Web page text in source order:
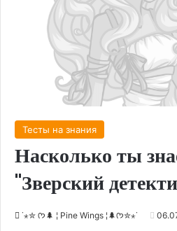
Тесты на знания
Насколько ты
"Зверский
˙⋆✮ ᡣ𐭩🌲 ¦ Pine Wings ¦🌲ᡣ𐭩✮⋆˙